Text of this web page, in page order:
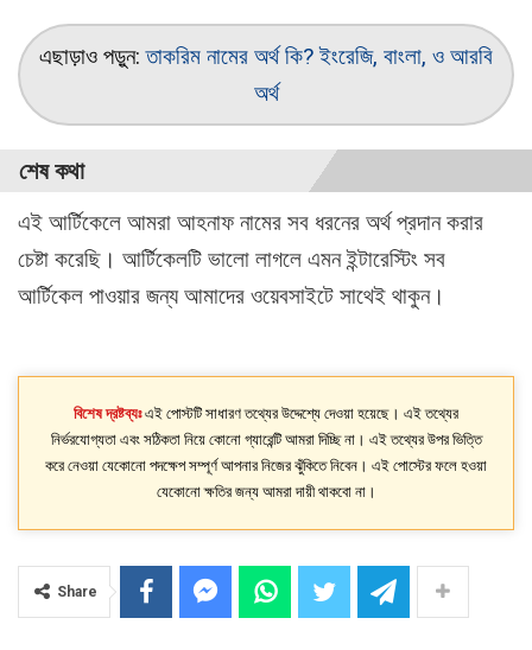
এছাড়াও পড়ুন:তাকরিম নামের অর্থ কি? ইংরেজি, বাংলা, ও আরবি
অর্থ
শেষ কথা
এই আর্টিকেলে আমরা আহনাফ নামের সব ধরনের অর্থ প্রদান করার
চেষ্টা করেছি। আর্টিকেলটি ভালো লাগলে এমন ইন্টারেস্টিং সব
আর্টিকেল পাওয়ার জন্য আমাদের ওয়েবসাইটে সাথেই থাকুন।
বিশেষ দ্রষ্টব্যঃএই পোস্টটি সাধারণ তথ্যের উদ্দেশ্যে দেওয়া হয়েছে। এই তথ্যের
নির্ভরযোগ্যতা এবং সঠিকতা নিয়ে কোনো গ্যারেন্টি আমরা দিচ্ছি না। এই তথ্যের উপর ভিত্তি
করে নেওয়া যেকোনো পদক্ষেপ সম্পূর্ণ আপনার নিজের ঝুঁকিতে নিবেন। এই পোস্টের ফলে হওয়া
যেকোনো ক্ষতির জন্য আমরা দায়ী থাকবো না।
Share